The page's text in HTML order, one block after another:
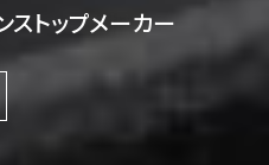
の一翼を担う
トップメーカー